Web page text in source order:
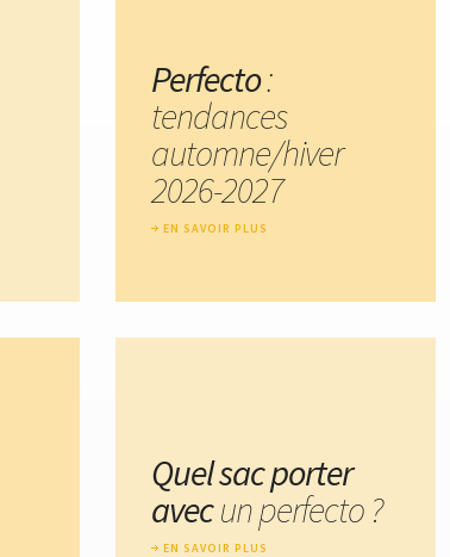
Perfecto:
tendances
automne/hiver
2026-2027
EN SAVOIR PLUS
Quel sac porter
avecun perfecto ?
EN SAVOIR PLUS